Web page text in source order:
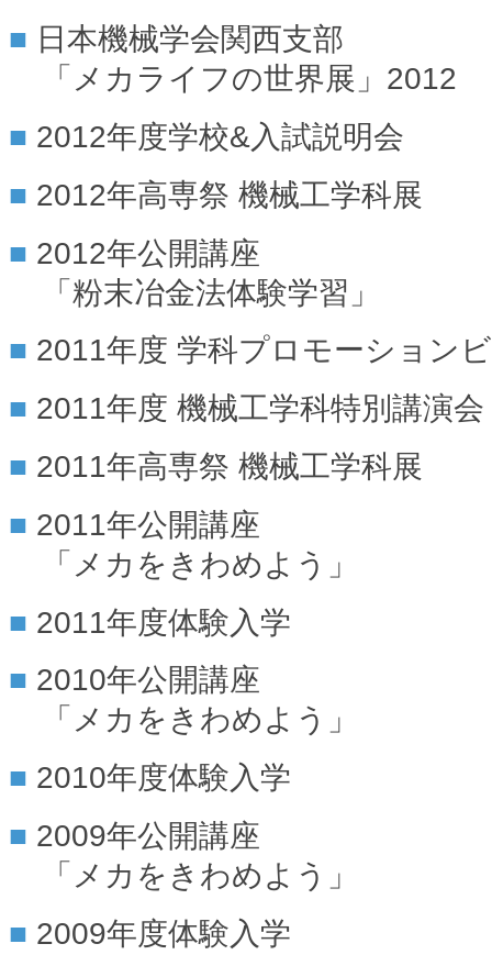
日本機械学会関西支部
「メカライフの世界展」2012
2012年度学校&入試説明会
2012年高専祭 機械工学科展
2012年公開講座
「粉末冶金法体験学習」
2011年度 学科プロモーション
2011年度 機械工学科特別講演会
2011年高専祭 機械工学科展
2011年公開講座
「メカをきわめよう」
2011年度体験入学
2010年公開講座
「メカをきわめよう」
2010年度体験入学
2009年公開講座
「メカをきわめよう」
2009年度体験入学